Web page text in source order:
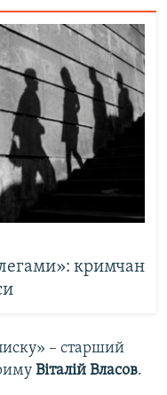
кримчан
– старший
Віталій Власов.